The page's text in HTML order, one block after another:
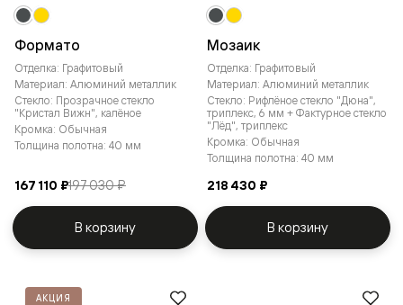
Формато
Отделка: Графитовый
Материал: Алюминий металлик
Стекло: Прозрачное стекло
"Кристал Вижн", калёное
Кромка: Обычная
Толщина полотна: 40 мм
167 110 ₽197 030 ₽
В корзину
Мозаик
Отделка: Графитовый
Материал: Алюминий металлик
Стекло: Рифлёное стекло "Дюна",
триплекс, 6 мм + Фактурное стекло
"Лёд", триплекс
Кромка: Обычная
Толщина полотна: 40 мм
218 430 ₽
В корзину
АКЦИЯ